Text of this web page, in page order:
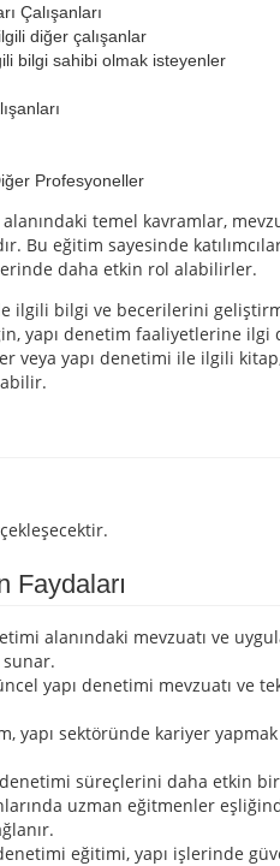
Çalışanları
diğer çalışanlar
bilgi sahibi olmak isteyenler
Profesyoneller
temel kavramlar,
Bu eğitim sayesinde
daha etkin rol alabilirler.
ilgili bilgi ve becerilerini
yapı denetim faaliyetlerine ilgi
veya yapı denetimi ile ilgili
Faydaları
alanındaki mevzuatı ve
yapı denetimi mevzuatı ve
yapı sektöründe kariyer
denetimi süreçlerini daha etkin
uzman eğitmenler
eğitimi, yapı işlerinde